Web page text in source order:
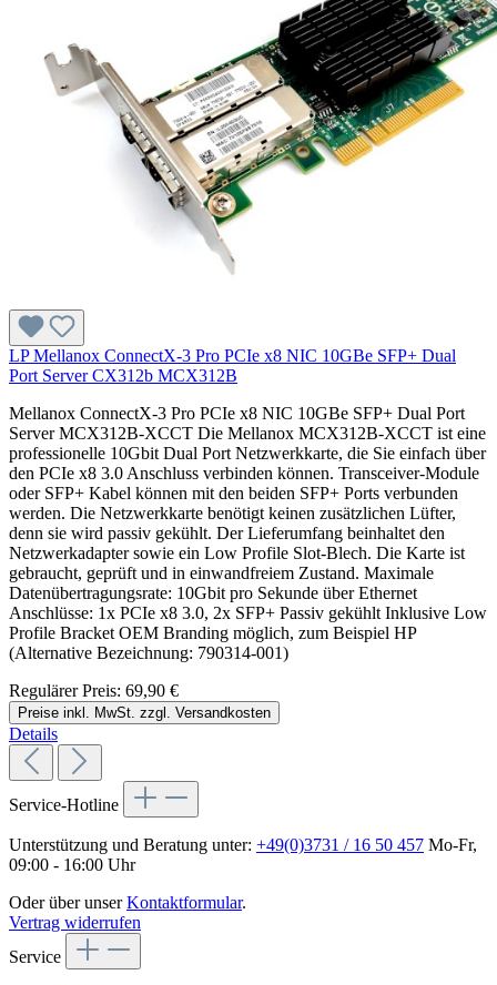
LP Mellanox ConnectX-3 Pro PCIe x8 NIC 10GBe SFP+ Dual
Port Server CX312b MCX312B
Mellanox ConnectX-3 Pro PCIe x8 NIC 10GBe SFP+ Dual Port
Server MCX312B-XCCT Die Mellanox MCX312B-XCCT ist eine
professionelle 10Gbit Dual Port Netzwerkkarte, die Sie einfach über
den PCIe x8 3.0 Anschluss verbinden können. Transceiver-Module
oder SFP+ Kabel können mit den beiden SFP+ Ports verbunden
werden. Die Netzwerkkarte benötigt keinen zusätzlichen Lüfter,
denn sie wird passiv gekühlt. Der Lieferumfang beinhaltet den
Netzwerkadapter sowie ein Low Profile Slot-Blech. Die Karte ist
gebraucht, geprüft und in einwandfreiem Zustand. Maximale
Datenübertragungsrate: 10Gbit pro Sekunde über Ethernet
Anschlüsse: 1x PCIe x8 3.0, 2x SFP+ Passiv gekühlt Inklusive Low
Profile Bracket OEM Branding möglich, zum Beispiel HP
(Alternative Bezeichnung: 790314-001)
Regulärer Preis: 69,90 €
Preise inkl. MwSt. zzgl. Versandkosten
Details
Service-Hotline
Unterstützung und Beratung unter: +49(0)3731 / 16 50 457 Mo-Fr,
09:00 - 16:00 Uhr
Oder über unserKontaktformular.
Vertrag widerrufen
Service